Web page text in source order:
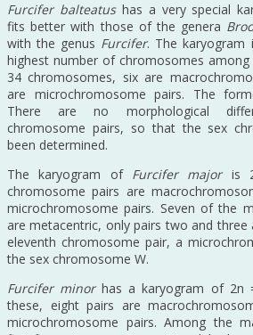
Furcifer balteatushas a very special
fits better with those of the genera
with the genus Furcifer. The karyogram
highest number of chromosomes
34 chromosomes, six are
are microchromosome pairs. The
There are no morphological
chromosome pairs, so that the sex
been determined.
The karyogram of Furcifer majoris
chromosome pairs are
microchromosome pairs. Seven of the
are metacentric, only pairs two and three
eleventh chromosome pair, a
the sex chromosome W.
Furcifer minorhas a karyogram of 2n
these, eight pairs are
microchromosome pairs. Among the